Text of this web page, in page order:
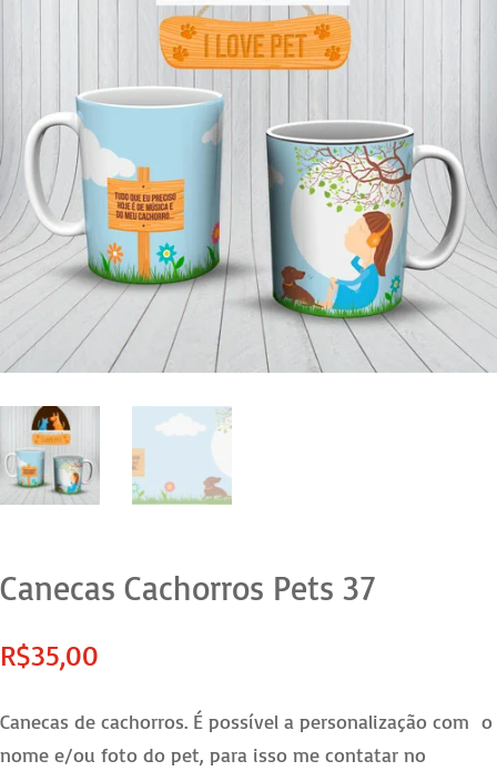
Canecas Cachorros Pets 37
R$35,00
Canecas de cachorros. É possível a personalização com o
nome e/ou foto do pet, para isso me contatar no